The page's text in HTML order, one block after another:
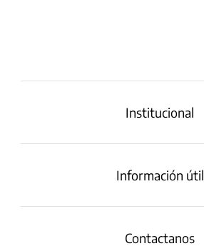
Institucional
Información útil
Contactanos